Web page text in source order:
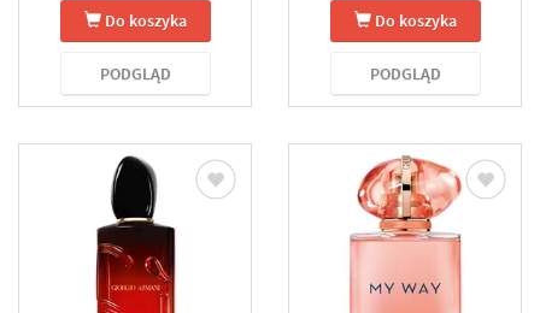
Do koszyka
PODGLĄD
Do koszyka
PODGLĄD